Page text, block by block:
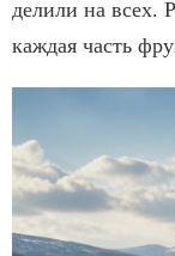
делили на всех.
каждая часть